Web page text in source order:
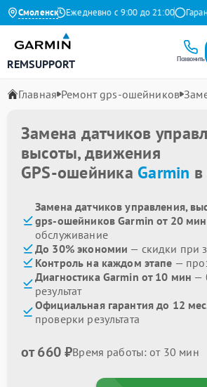
Смоленск
Яндекс Ежедневно с 9:00 до 21:00
REMSUPPORT Позвонить
Главная Ремонт gps-ошейников
Замена датчиков
высоты, движения
GPS-ошейника Garmin
Замена датчиков управления,
gps-ошейников Garmin от 20 мин
обслуживание
До 30% экономии — скидки при
Контроль на каждом этапе —
Диагностика Garmin от 10 мин —
результат
Официальная гарантия до 12
проверки результата
от 660 ₽Время работы: от 30 мин